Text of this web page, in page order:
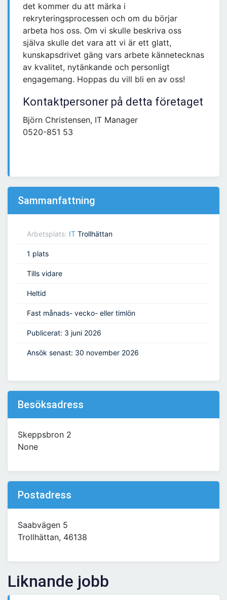
det kommer du att märka i
rekryteringsprocessen och om du börjar
arbeta hos oss. Om vi skulle beskriva oss
själva skulle det vara att vi är ett glatt,
kunskapsdrivet gäng vars arbete kännetecknas
av kvalitet, nytänkande och personligt
engagemang. Hoppas du vill bli en av oss!
Kontaktpersoner på detta företaget
Björn Christensen, IT Manager
0520-851 53
Sammanfattning
Arbetsplats: IT Trollhättan
1 plats
Tills vidare
Heltid
Fast månads- vecko- eller timlön
Publicerat: 3 juni 2026
Ansök senast: 30 november 2026
Besöksadress
Skeppsbron 2
None
Postadress
Saabvägen 5
Trollhättan, 46138
Liknande jobb